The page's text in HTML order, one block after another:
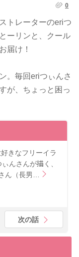
0
トレーターのeriつ
ーリンと、クール
届け！
。毎回eriつぃんさ
が、ちょっと困っ
きなフリーイラ
んさんが描く、
ん（長男…
次の話